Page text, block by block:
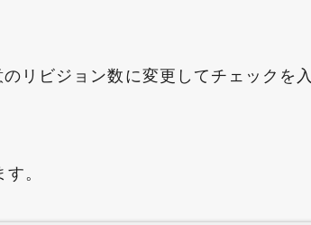
リビジョン数に変更してチェックを入
。